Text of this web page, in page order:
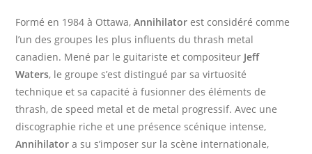
Formé en 1984 à Ottawa,Annihilator est considéré comme
l’un des groupes les plus influents du thrash metal
canadien. Mené par le guitariste et compositeur Jeff
Waters, le groupe s’est distingué par sa virtuosité
technique et sa capacité à fusionner des éléments de
thrash, de speed metal et de metal progressif. Avec une
discographie riche et une présence scénique intense,
Annihilator a su s’imposer sur la scène internationale,